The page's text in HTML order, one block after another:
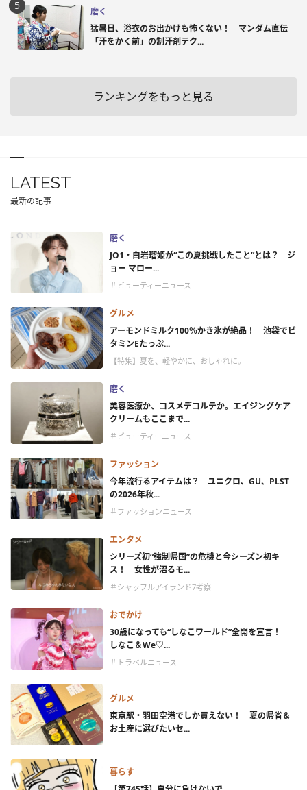
磨く
猛暑日、浴衣のお出かけも怖くない！ マンダム直伝
「汗をかく前」の制汗剤テク...
ランキングをもっと見る
LATEST
最新の記事
磨く
JO1・白岩瑠姫が“この夏挑戦したこと”とは？ ジ
ョー マロー...
＃ビューティーニュース
グルメ
アーモンドミルク100％かき氷が絶品！ 池袋でビ
タミンEたっぷ...
【特集】夏を、軽やかに、おしゃれに。
磨く
美容医療か、コスメデコルテか。エイジングケア
クリームもここまで...
＃ビューティーニュース
ファッション
今年流行るアイテムは？ ユニクロ、GU、PLST
の2026年秋...
＃ファッションニュース
エンタメ
シリーズ初“強制帰国”の危機と今シーズン初キ
ス！ 女性が沼るモ...
＃シャッフルアイランド7考察
おでかけ
30歳になっても“しなこワールド”全開を宣言！
しなこ＆We♡...
＃トラベルニュース
グルメ
東京駅・羽田空港でしか買えない！ 夏の帰省＆
お土産に選びたいセ...
暮らす